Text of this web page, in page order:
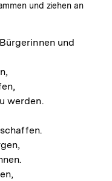
und ziehen an
und
werden.